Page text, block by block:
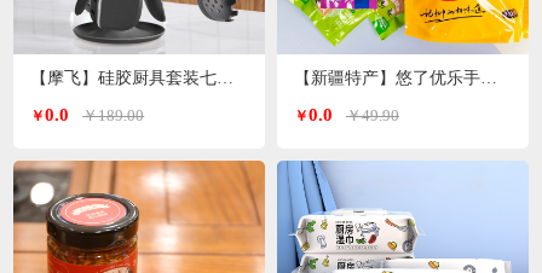
￥0.0 ￥189.00 ￥0.0 ￥49.90